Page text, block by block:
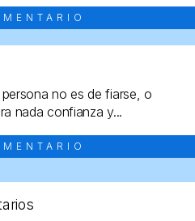
no es de fiarse, o
nada confianza y...